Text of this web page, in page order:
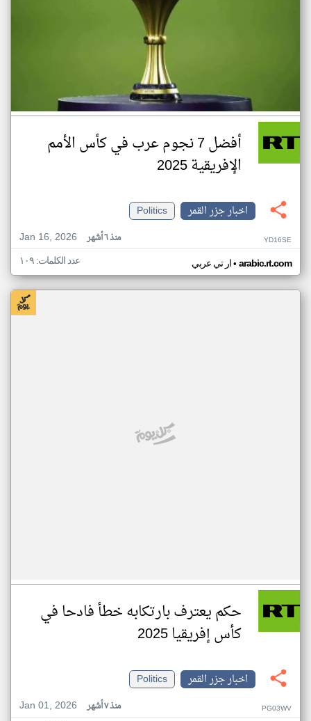
أفضل 7 نجوم عرب في كأس الأمم
الإفريقية 2025
اخبار جزر القمر
Politics
Jan 16, 2026
منذ ٦ أشهر YD16SE
ار تي عربي• arabic.rt.com عدد الكلمات: ١٠٩
حكم يعترف بارتكابه خطأ فادحا في
كأس إفريقيا 2025
اخبار جزر القمر
Politics
Jan 01, 2026
منذ ٧ أشهر PG03WV